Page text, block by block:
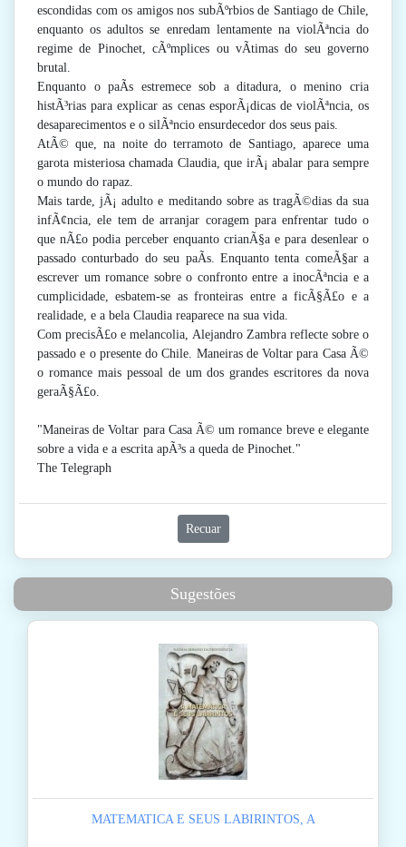
escondidas com os amigos nos subÃºrbios de Santiago de Chile,
enquanto os adultos se enredam lentamente na violÃªncia do
regime de Pinochet, cÃºmplices ou vÃ­timas do seu governo
brutal.
Enquanto o paÃ­s estremece sob a ditadura, o menino cria
histÃ³rias para explicar as cenas esporÃ¡dicas de violÃªncia, os
desaparecimentos e o silÃªncio ensurdecedor dos seus pais.
AtÃ© que, na noite do terramoto de Santiago, aparece uma
garota misteriosa chamada Claudia, que irÃ¡ abalar para sempre
o mundo do rapaz.
Mais tarde, jÃ¡ adulto e meditando sobre as tragÃ©dias da sua
infÃ¢ncia, ele tem de arranjar coragem para enfrentar tudo o
que nÃ£o podia perceber enquanto crianÃ§a e para desenlear o
passado conturbado do seu paÃ­s. Enquanto tenta comeÃ§ar a
escrever um romance sobre o confronto entre a inocÃªncia e a
cumplicidade, esbatem-se as fronteiras entre a ficÃ§Ã£o e a
realidade, e a bela Claudia reaparece na sua vida.
Com precisÃ£o e melancolia, Alejandro Zambra reflecte sobre o
passado e o presente do Chile. Maneiras de Voltar para Casa Ã©
o romance mais pessoal de um dos grandes escritores da nova
geraÃ§Ã£o.
"Maneiras de Voltar para Casa Ã© um romance breve e elegante
sobre a vida e a escrita apÃ³s a queda de Pinochet."
The Telegraph
Recuar
Sugestões
MATEMATICA E SEUS LABIRINTOS, A